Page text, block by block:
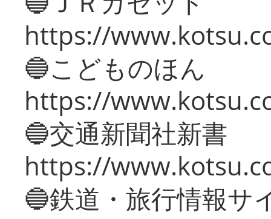
https://
🔵こどものほん
https://
🔵交通新聞社新書
https://
🔵鉄道・旅行情報サ